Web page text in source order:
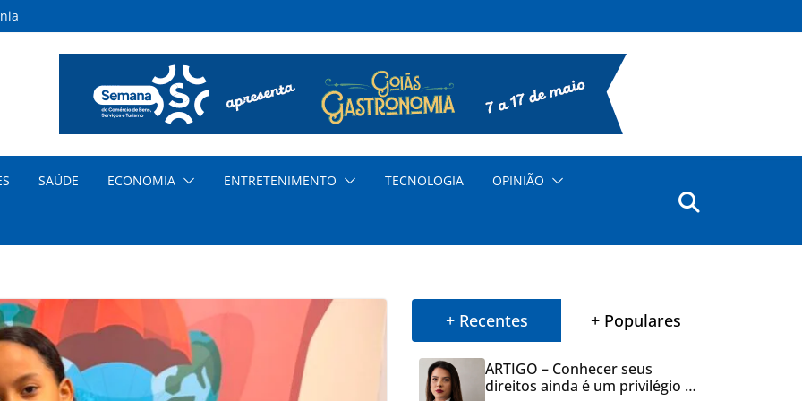
SAÚDE ECONOMIA ENTRETENIMENTO TECNOLOGIA OPINIÃO
+ Recentes + Populares
ARTIGO – Conhecer seus
direitos ainda é um privilégio no